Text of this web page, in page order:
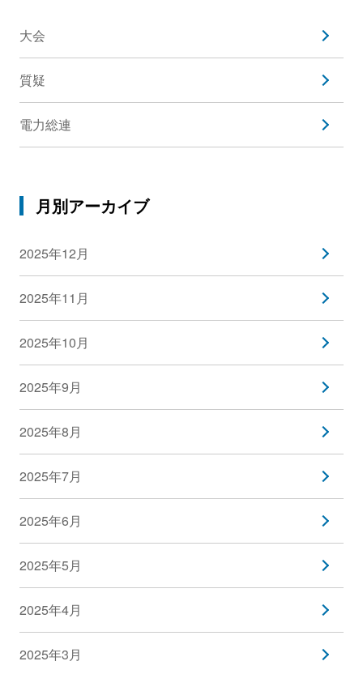
大会
質疑
電力総連
月別アーカイブ
2025年12月
2025年11月
2025年10月
2025年9月
2025年8月
2025年7月
2025年6月
2025年5月
2025年4月
2025年3月